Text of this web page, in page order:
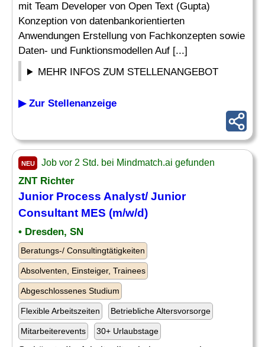
mit Team Developer von Open Text (Gupta)
Konzeption von datenbankorientierten
Anwendungen Erstellung von Fachkonzepten sowie
Daten- und Funktionsmodellen Auf [...]
MEHR INFOS ZUM STELLENANGEBOT
▶ Zur Stellenanzeige
NEU Job vor 2 Std. bei Mindmatch.ai gefunden
ZNT Richter
Junior Process Analyst/ Junior
Consultant MES (m/w/d)
• Dresden, SN
Beratungs-/ Consultingtätigkeiten
Absolventen, Einsteiger, Trainees
Abgeschlossenes Studium
Flexible Arbeitszeiten Betriebliche Altersvorsorge
Mitarbeiterevents 30+ Urlaubstage